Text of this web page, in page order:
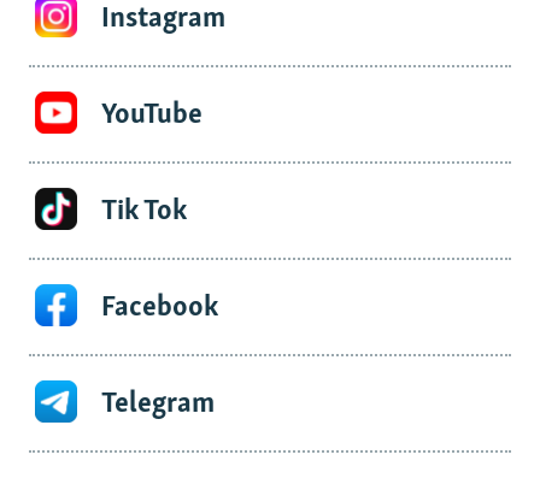
Instagram
YouTube
Tik Tok
Facebook
Telegram